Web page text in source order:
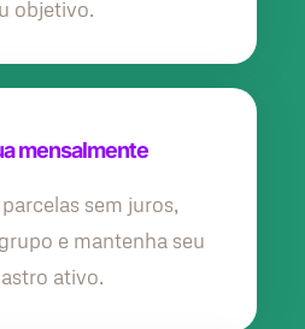
objetivo.
mensalmente
sem juros,
e mantenha seu
ativo.